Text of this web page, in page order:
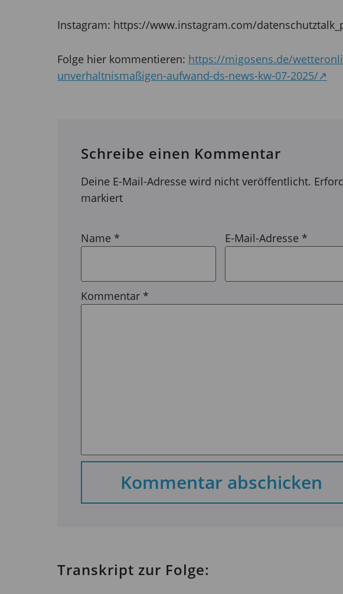
Instagram: https://www.instagram.com/
Folge hier kommentieren: https://migosens.de/
unverhaltnismaßigen-aufwand-ds-news-kw-07-2025/↗
Schreibe einen Kommentar
Deine E-Mail-Adresse wird nicht veröffentlicht.
markiert
Name * E-Mail-Adresse *
Kommentar *
Transkript zur Folge: